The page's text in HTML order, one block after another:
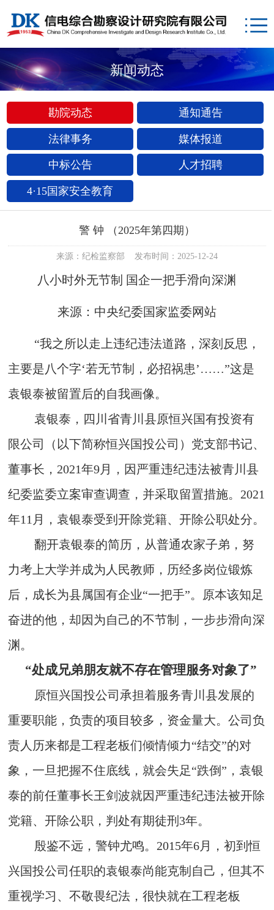
新闻动态
勘院动态 通知通告
法律事务 媒体报道
中标公告 人才招聘
4·15国家安全教育
警 钟 （2025年第四期）
来源：纪检监察部 发布时间：2025-12-24
八小时外无节制 国企一把手滑向深渊
来源：中央纪委国家监委网站
“我之所以走上违纪违法道路，深刻反思，
主要是八个字‘若无节制，必招祸患’……”这是
袁银泰被留置后的自我画像。
袁银泰，四川省青川县原恒兴国有投资有
限公司（以下简称恒兴国投公司）党支部书记、
董事长，2021年9月，因严重违纪违法被青川县
纪委监委立案审查调查，并采取留置措施。2021
年11月，袁银泰受到开除党籍、开除公职处分。
翻开袁银泰的简历，从普通农家子弟，努
力考上大学并成为人民教师，历经多岗位锻炼
后，成长为县属国有企业“一把手”。原本该知足
奋进的他，却因为自己的不节制，一步步滑向深
渊。
“处成兄弟朋友就不存在管理服务对象了”
原恒兴国投公司承担着服务青川县发展的
重要职能，负责的项目较多，资金量大。公司负
责人历来都是工程老板们倾情倾力“结交”的对
象，一旦把握不住底线，就会失足“跌倒”，袁银
泰的前任董事长王剑波就因严重违纪违法被开除
党籍、开除公职，判处有期徒刑3年。
殷鉴不远，警钟尤鸣。2015年6月，初到恒
兴国投公司任职的袁银泰尚能克制自己，但其不
重视学习、不敬畏纪法，很快就在工程老板